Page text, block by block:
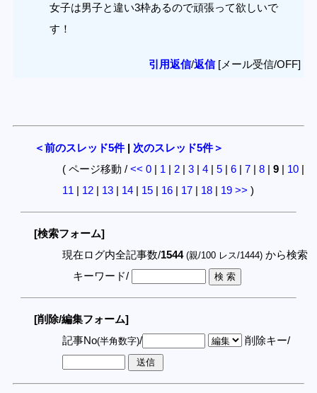
女子は男子と違い3枠あるので頑張って欲しいで
す！
引用返信/返信[メール受信/OFF]
＜前のスレッド5件| 次のスレッド5件＞
( ページ移動 / << 0 | 1 | 2 | 3 | 4 | 5 | 6 | 7 | 8 | 9 | 10 |
11 | 12 | 13 | 14 | 15 | 16 | 17 | 18 | 19 >> )
[検索フォーム]
現在ログ内全記事数/1544 (親/100 レス/1444) から検索
キーワード/
[削除/編集フォーム]
記事No(半角数字)/ 削除キー/